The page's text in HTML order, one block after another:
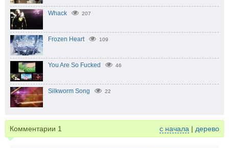
Whack 207
Frozen Heart 109
You Are So Fucked 46
Silkworm Song 22
Комментарии 1 с начала | дерево